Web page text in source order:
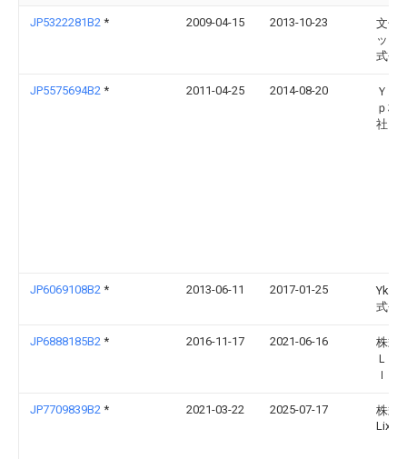
JP5322281B2 * 2009-04-15 2013-10-23
文化
ッタ
式会
JP5575694B2 * 2011-04-25 2014-08-20
Ｙｋ
ｐ株
社
JP6069108B2 * 2013-06-11 2017-01-25
Ykk
式会
JP6888185B2 * 2016-11-17 2021-06-16
株式
Ｌｉ
ｌ
JP7709839B2 * 2021-03-22 2025-07-17
株式
Lixil